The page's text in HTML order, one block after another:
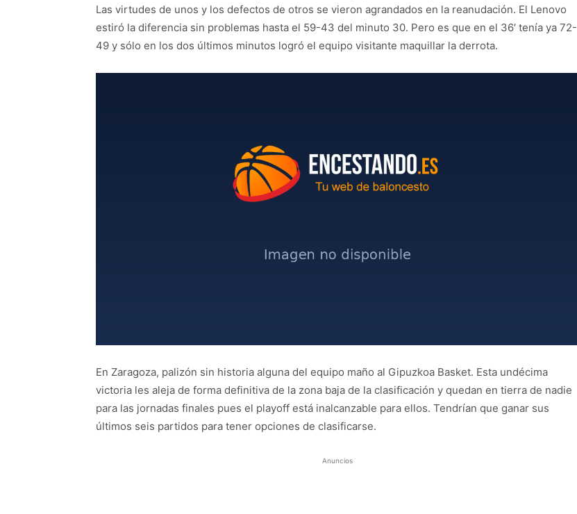
Las virtudes de unos y los defectos de otros se vieron agrandados en la reanudación. El Lenovo
estiró la diferencia sin problemas hasta el 59-43 del minuto 30. Pero es que en el 36′ tenía ya 72-
49 y sólo en los dos últimos minutos logró el equipo visitante maquillar la derrota.
En Zaragoza, palizón sin historia alguna del equipo maño al Gipuzkoa Basket. Esta undécima
victoria les aleja de forma definitiva de la zona baja de la clasificación y quedan en tierra de nadie
para las jornadas finales pues el playoff está inalcanzable para ellos. Tendrían que ganar sus
últimos seis partidos para tener opciones de clasificarse.
Anuncios